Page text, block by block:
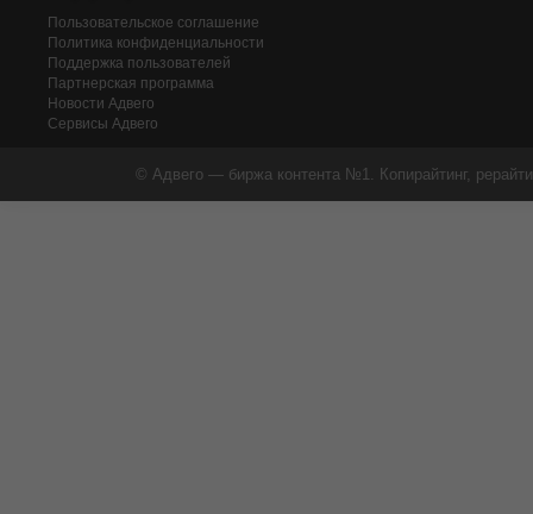
Пользовательское соглашение
Политика конфиденциальности
Поддержка пользователей
Партнерская программа
Новости Адвего
Сервисы Адвего
© Адвего — биржа контента №1. Копирайтинг,